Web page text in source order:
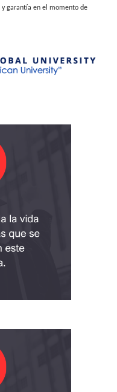
garantía en el momento de